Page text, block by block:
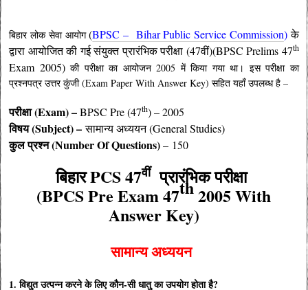
बिहार लोक सेवा आयोग(BPSC – Bihar Public Service Commission)के
द्वारा आयोजित की गई संयुक्त प्रारंभिक परीक्षा (47वीं)(BPSC Prelims 47th
Exam 2005)की परीक्षा का आयोजन 2005 में किया गया था। इस परीक्षा का
प्रश्नपत्र उत्तर कुंजी (Exam Paper With Answer Key) सहित यहाँ उपलब्ध है –
परीक्षा (Exam) –BPSC Pre (47th) – 2005
विषय (Subject) –सामान्य अध्ययन (General Studies)
कुल प्रश्न (Number Of Questions)– 150
बिहार PCS47वीं प्रारंभिक परीक्षा
(BPCS Pre Exam 47th2005 With
Answer Key)
सामान्य अध्ययन
1. विद्युत उत्पन्न करने के लिए कौन-सी धातु का उपयोग होता है?